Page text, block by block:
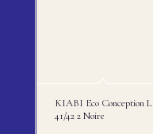
KIABI Eco Conception L
41/42 2 Noire